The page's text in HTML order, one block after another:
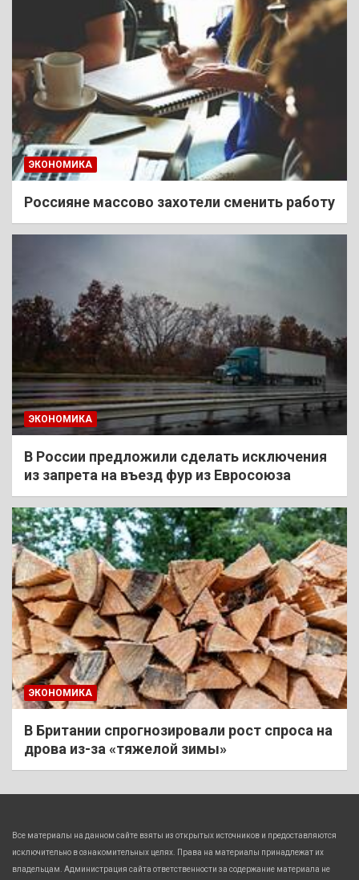
ЭКОНОМИКА
Россияне массово захотели сменить работу
ЭКОНОМИКА
В России предложили сделать исключения
из запрета на въезд фур из Евросоюза
ЭКОНОМИКА
В Британии спрогнозировали рост спроса на
дрова из-за «тяжелой зимы»
Все материалы на данном сайте взяты из открытых источников и предоставляются
исключительно в ознакомительных целях. Права на материалы принадлежат их
владельцам. Администрация сайта ответственности за содержание материала не